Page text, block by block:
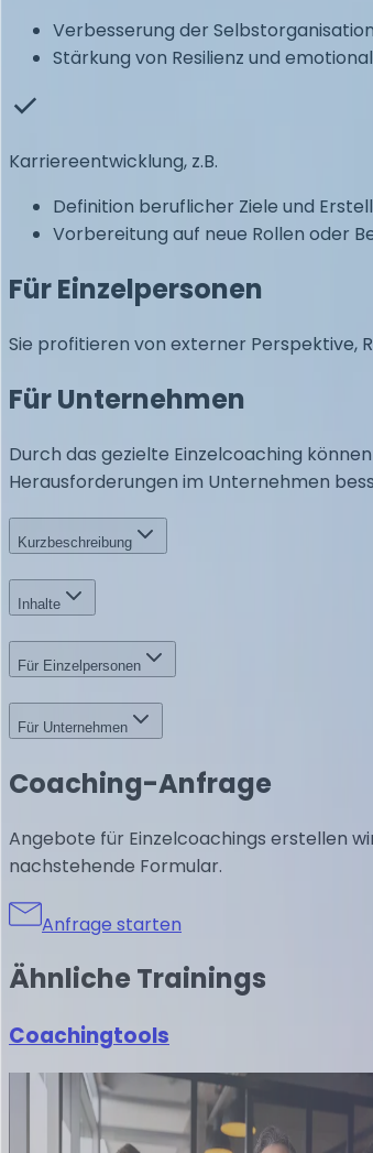
Verbesserung der
Stärkung von Resilienz und
Karriereentwicklung, z.B.
Definition beruflicher Ziele und
Vorbereitung auf neue Rollen oder
Für Einzelpersonen
Sie profitieren von externer Perspektive,
Für Unternehmen
Durch das gezielte Einzelcoaching
Herausforderungen im Unternehmen
Kurzbeschreibung
Inhalte
Für Einzelpersonen
Für Unternehmen
Coaching-Anfrage
Angebote für Einzelcoachings erstellen
nachstehende Formular.
Anfrage starten
Ähnliche Trainings
Coachingtools